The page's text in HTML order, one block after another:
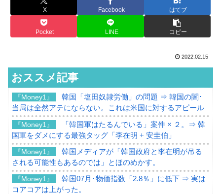
X Facebook はてブ
Pocket LINE コピー
2022.02.15
おススメ記事
『Money1』
韓国「塩田奴隷労働」の問題 ⇒ 韓国の闇･
当局は全然アテにならない。これは米国に対するアピール
『Money1』
「韓国軍はたるんでいる」案件 × ２。⇒ 韓
国軍をダメにする最強タッグ「李在明 + 安圭伯」
『Money1』
韓国メディアが「韓国政府と李在明が吊る
される可能性もあるのでは」とほのめかす。
『Money1』
韓国07月･物価指数「2.8％」に低下 ⇒ 実は
コアコアは上がった。